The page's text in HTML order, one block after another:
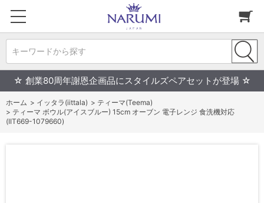
キーワードから探す
☆ 創業80周年謝恩企画品にスタイルズペアセットが登場 ☆
ホーム > イッタラ(iittala) > ティーマ(Teema)
> ティーマ ボウル(アイスブルー) 15cm オーブン 電子レンジ 食洗機対応
(IIT669-1079660)